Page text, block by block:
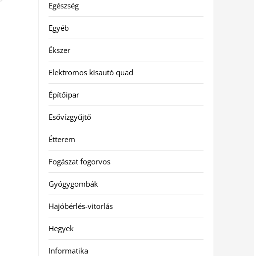
Egészség
Egyéb
Ékszer
Elektromos kisautó quad
Építőipar
Esővízgyűjtő
Étterem
Fogászat fogorvos
Gyógygombák
Hajóbérlés-vitorlás
Hegyek
Informatika